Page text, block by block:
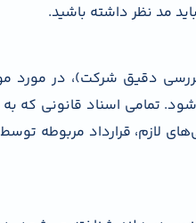
مد نظر داشته باشید.
دقیق شرکت)، در مورد
تمامی اسناد قانونی که
لازم، قرارداد مربوطه